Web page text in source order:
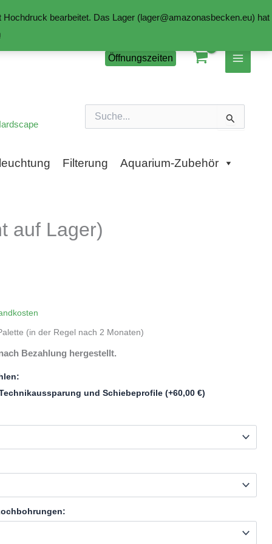
bearbeitet. Das Lager (lager@amazonasbecken.eu) hat
Öffnungszeiten
nach:
Filterung
Aquarium-Zubehör
auf Lager)
(in der Regel nach 2 Monaten)
Bezahlung hergestellt.
und Schiebeprofile(+60,00€)